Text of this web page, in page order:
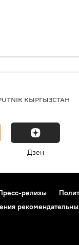
КЫРГЫЗСТАН
Дзен
релизы